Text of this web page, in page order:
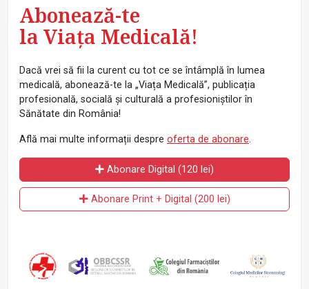
Abonează-te
la Viața Medicală!
Dacă vrei să fii la curent cu tot ce se întâmplă în lumea
medicală, abonează-te la „Viața Medicală”, publicația
profesională, socială și culturală a profesioniștilor în
Sănătate din România!
Află mai multe informații despre oferta de abonare.
Abonare Digital (120 lei)
Abonare Print + Digital (200 lei)